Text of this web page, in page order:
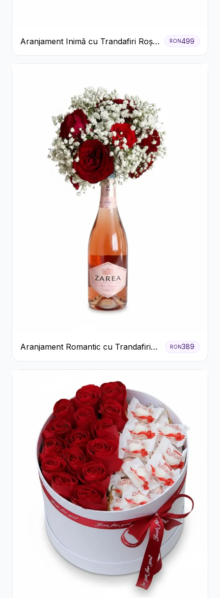
Aranjament Inimă cu Trandafiri Roșii
și Floarea Miresei
RON499
Aranjament Romantic cu Trandafiri
Roșii și Șampanie rose
RON389